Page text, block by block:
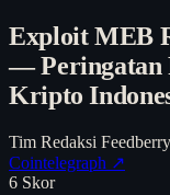
Exploit MEB
— Peringatan
Kripto
Tim Redaksi Feedberry
Cointelegraph ↗
6 Skor